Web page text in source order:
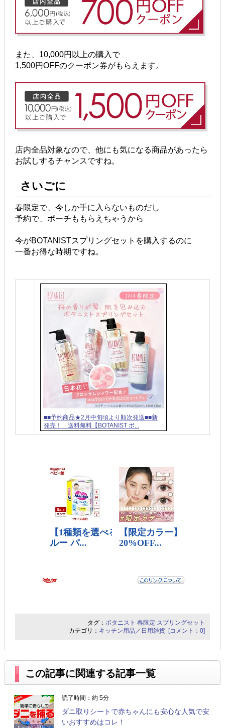
また、10,000円以上の購入で
1,500円OFFのクーポン券がもらえます。
店内全品対象なので、他にも気になる商品があったら
お試しするチャンスですね。
さいごに
春限定で、今しか手に入らないものだし
予約で、ポーチももらえちゃうから
今がBOTANISTスプリングセットを購入するのに
一番お得な時期ですね。
■■予約商品★2月中旬頃より順次発送■■新
発売！ 送料無料【BOTANIST ボ...
タグ：ボタニスト 春限定 スプリングセット
カテゴリ： キッチン用品／日用雑貨 [コメント：0]
この記事に関連する記事一覧
読了時間：約 5分
ダニ取りシートで赤ちゃんにも安心な人気で安
いおすすめはコレ！